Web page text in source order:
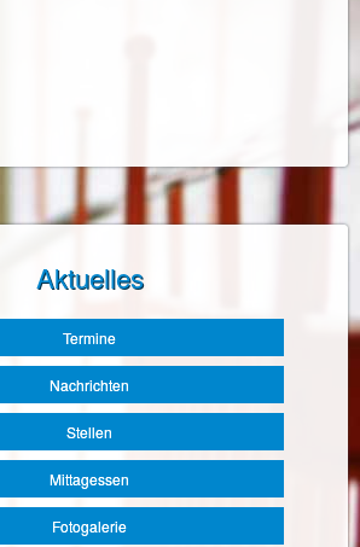
Aktuelles
Termine
Nachrichten
Stellen
Mittagessen
Fotogalerie